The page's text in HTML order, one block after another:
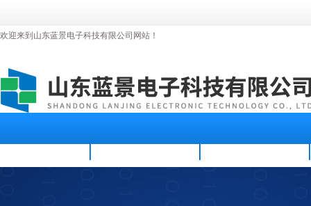
欢迎来到山东蓝景电子科技有限公司网站！